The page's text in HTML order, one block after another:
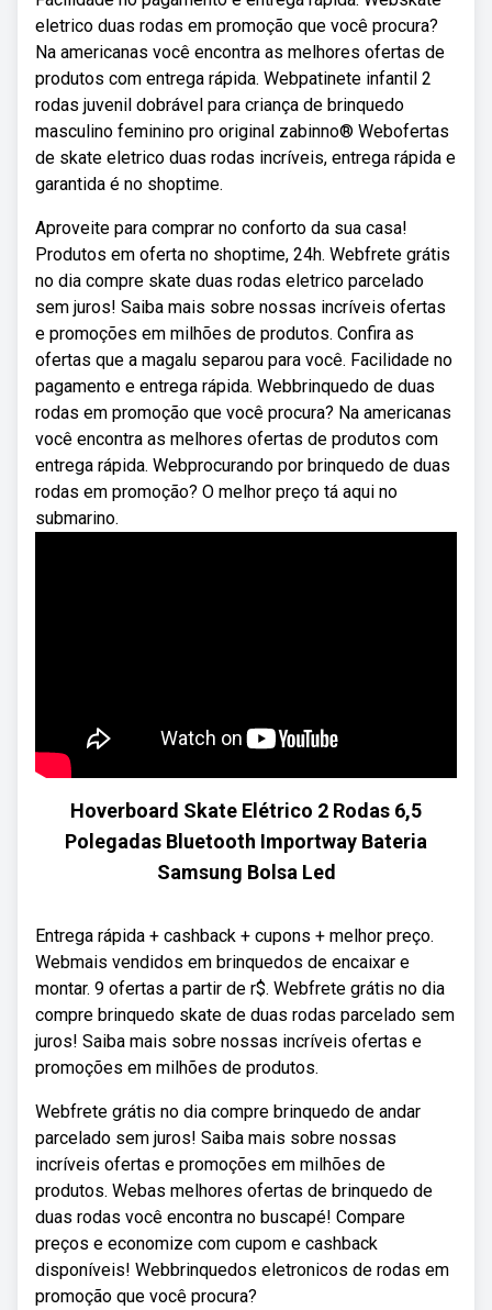
eletrico duas rodas em promoção que você procura?
Na americanas você encontra as melhores ofertas de
produtos com entrega rápida. Webpatinete infantil 2
rodas juvenil dobrável para criança de brinquedo
masculino feminino pro original zabinno® Webofertas
de skate eletrico duas rodas incríveis, entrega rápida e
garantida é no shoptime.
Aproveite para comprar no conforto da sua casa!
Produtos em oferta no shoptime, 24h. Webfrete grátis
no dia compre skate duas rodas eletrico parcelado
sem juros! Saiba mais sobre nossas incríveis ofertas
e promoções em milhões de produtos. Confira as
ofertas que a magalu separou para você. Facilidade no
pagamento e entrega rápida. Webbrinquedo de duas
rodas em promoção que você procura? Na americanas
você encontra as melhores ofertas de produtos com
entrega rápida. Webprocurando por brinquedo de duas
rodas em promoção? O melhor preço tá aqui no
submarino.
Hoverboard Skate Elétrico 2 Rodas 6,5
Polegadas Bluetooth Importway Bateria
Samsung Bolsa Led
Entrega rápida + cashback + cupons + melhor preço.
Webmais vendidos em brinquedos de encaixar e
montar. 9 ofertas a partir de r$. Webfrete grátis no dia
compre brinquedo skate de duas rodas parcelado sem
juros! Saiba mais sobre nossas incríveis ofertas e
promoções em milhões de produtos.
Webfrete grátis no dia compre brinquedo de andar
parcelado sem juros! Saiba mais sobre nossas
incríveis ofertas e promoções em milhões de
produtos. Webas melhores ofertas de brinquedo de
duas rodas você encontra no buscapé! Compare
preços e economize com cupom e cashback
disponíveis! Webbrinquedos eletronicos de rodas em
promoção que você procura?